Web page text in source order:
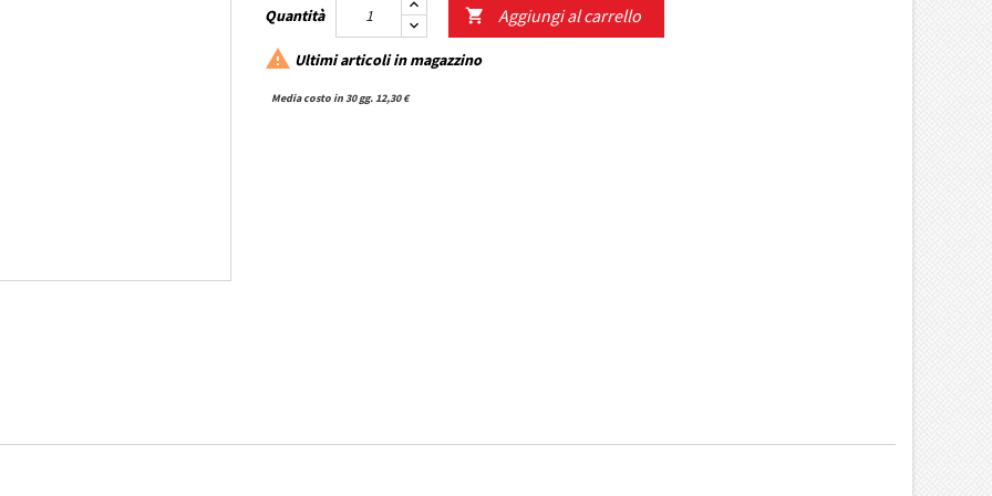
Quantità  Aggiungi al carrello
 Ultimi articoli in magazzino
Media costo in 30 gg. 12,30 €